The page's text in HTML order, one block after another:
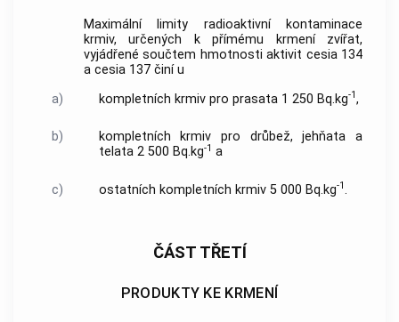
Maximální limity radioaktivní kontaminace
krmiv, určených k přímému krmení zvířat,
vyjádřené součtem hmotnosti aktivit cesia 134
a cesia 137 činí u
a)
kompletních krmivpro prasata 1 250 Bq.kg-1,
b) kompletních krmiv pro drůbež, jehňata a
telata 2 500 Bq.kg-1 a
c) ostatních kompletních krmiv5 000 Bq.kg-1.
ČÁST TŘETÍ
PRODUKTY KE KRMENÍ